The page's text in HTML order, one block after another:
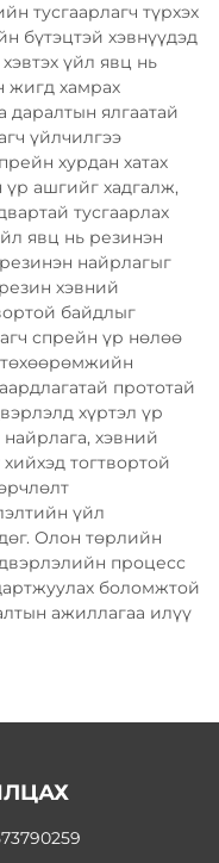
тусгаарлагч түрхэх
бүтэцтэй хэвнүүдэд
үйл явц нь
жигд хамрах
даралтын ялгаатай
үйлчилгээ
хурдан хатах
ашгийг хадгалж,
тусгаарлах
явц нь резинэн
найрлагыг
хэвний
байдлыг
спрейн үр нөлөө
төхөөрөмжийн
прототай
хүртэл үр
хэвний
тогтвортой
үйл
Олон төрлийн
процесс
боломжтой
ажиллагаа илүү